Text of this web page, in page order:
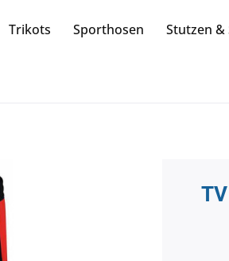
Trikots Sporthosen Stutzen &